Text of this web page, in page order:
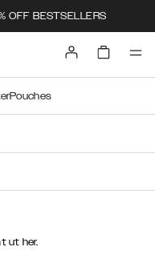
OFF BESTSELLERS
Pouches
ut her.